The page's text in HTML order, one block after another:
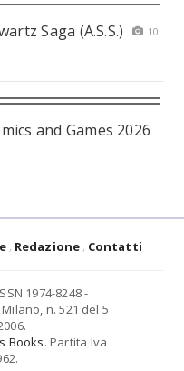
Saga (A.S.S.)
10
and Games 2026
Redazione Contatti
1974-8248 -
n. 521 del 5
Books. Partita Iva